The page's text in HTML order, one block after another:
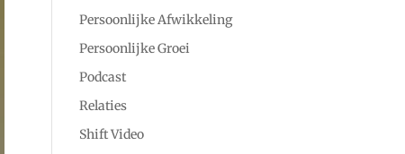
Persoonlijke Afwikkeling
Persoonlijke Groei
Podcast
Relaties
Shift Video